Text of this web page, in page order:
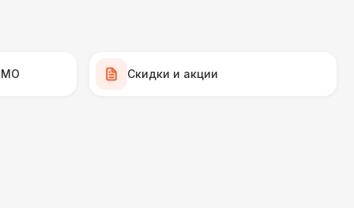
МО Скидки и акции